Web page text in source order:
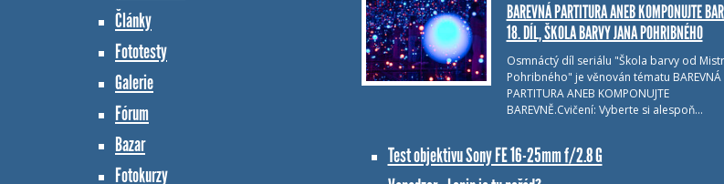
Články
Fototesty
Galerie
Fórum
Bazar
Fotokurzy
BAREVNÁ PARTITURA ANEB KOMPONUJTE
18. DÍL, ŠKOLA BARVY JANA POHRIBNÉHO
Osmnáctý díl seriálu "Škola barvy od
Pohribného" je věnován tématu BAREVNÁ
PARTITURA ANEB KOMPONUJTE
BAREVNĚ.Cvičení: Vyberte si alespoň…
Test objektivu Sony FE 16-25mm f/2.8 G